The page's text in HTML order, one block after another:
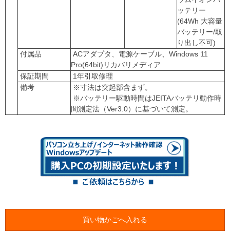
ッテリー
(64Wh 大容量
バッテリー/取
り出し不可)
付属品
ACアダプタ、電源ケーブル、Windows 11
Pro(64bit)リカバリメディア
保証期間
1年引取修理
備考
※寸法は突起部含まず。
※バッテリー駆動時間はJEITAバッテリ動作時
間測定法（Ver3.0）に基づいて測定。